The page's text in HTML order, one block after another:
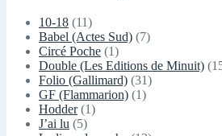
10-18 (11)
Babel (Actes Sud) (7)
Circé Poche (1)
Double (Les Editions de Minuit)
Folio (Gallimard) (31)
GF (Flammarion) (1)
Hodder(1)
J’ai lu (5)